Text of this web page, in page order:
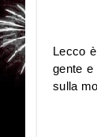
Lecco
gente
sulla